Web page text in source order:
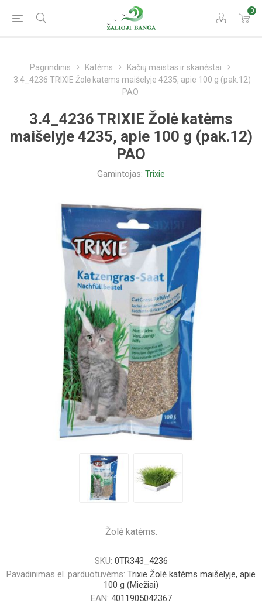
0
Pagrindinis Katėms
Kačių maistas ir skanėstai
3.4_4236 TRIXIE Žolė katėms maišelyje 4235, apie 100 g (pak.12)
PAO
3.4_4236 TRIXIE Žolė katėms
maišelyje 4235, apie 100 g (pak.12)
PAO
Gamintojas: Trixie
Žolė katėms.
SKU: 0TR343_4236
Pavadinimas el. parduotuvėms: Trixie Žolė katėms maišelyje, apie
100 g (Miežiai)
EAN: 4011905042367